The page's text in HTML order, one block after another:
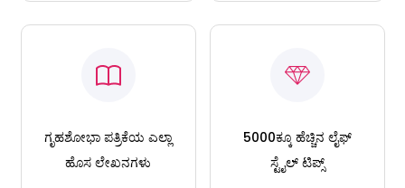
ಗೃಹಶೋಭಾ ಪತ್ರಿಕೆಯ ಎಲ್ಲಾ
ಹೊಸ ಲೇಖನಗಳು
5000ಕ್ಕೂ ಹೆಚ್ಚಿನ ಲೈಫ್
ಸ್ಟೈಲ್ ಟಿಪ್ಸ್